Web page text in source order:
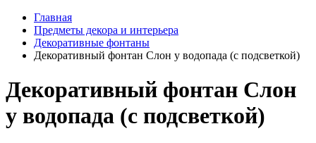
Главная
Предметы декора и интерьера
Декоративные фонтаны
Декоративный фонтан Слон у водопада (с подсветкой)
Декоративный фонтан Слон
у водопада (с подсветкой)